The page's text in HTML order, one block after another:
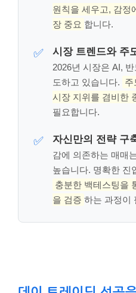
원칙을 세우고, 감정
장 중요 합니다.
✅ 시장 트렌드와 주
2026년 시장은 AI,
도하고 있습니다. 주
시장 지위를 겸비한
필요합니다.
✅ 자신만의 전략 구
감에 의존하는 매매
높습니다. 명확한 진
충분한 백테스팅을
을 검증 하는 과정이